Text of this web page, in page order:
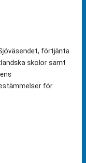
förtjänta
skolor samt
för